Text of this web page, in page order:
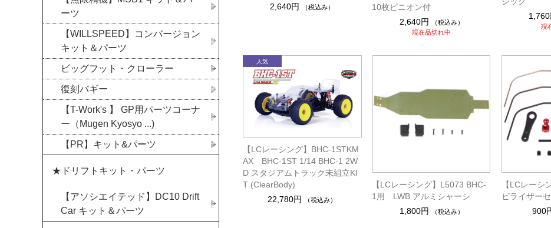
2,640円
（税込み）
10枚ピニオン付
2,640円
（税込み）
現在品切れ中
1,760
現
【LCレーシング】BHC-1STKM
AX BHC-1ST 1/14 BHC-1 2W
D スタジアムトラック未組立KI
T (ClearBody)
22,780円
（税込み）
【LCレーシング】L5073 BHC-
1用 LWB アルミシャーシ
1,800円
（税込み）
【LCレーシ
ビライザー
900
ーツ
【WILLSPEED】コンバージョン
キット＆パーツ
ビッグフット・クローラー
復刻バギー
【T-Work's 】 GP用パーツコーナ
ー（Mugen Kyosyo ...)
【PR】キット&パーツ
★ドリフトキット・パーツ
【アソシエイテッド】DC10 Drift
Car キット＆パーツ